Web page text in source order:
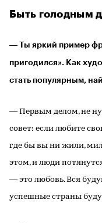
Быть голодным
― Ты яркий пример
пригодился». Как
стать популярным,
― Первым делом, не
совет: если любите
где бы вы ни жили,
этом, и люди
― это любовь. Вся
успешные страны